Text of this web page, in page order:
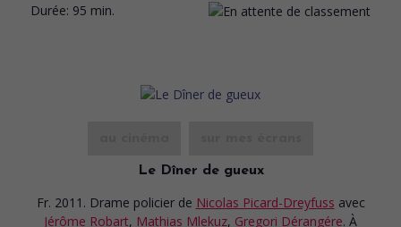
Durée: 95 min.
Le Dîner de gueux
Fr. 2011. Drame policier de Nicolas Picard-Dreyfuss avec
Jérôme Robart, Mathias Mlekuz, Gregori Dérangére. À